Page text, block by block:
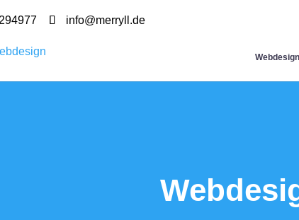
info@merryll.de
Webdesign